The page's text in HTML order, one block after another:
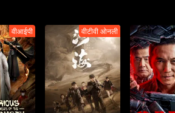
वीआईपी वीटीवी ओनली